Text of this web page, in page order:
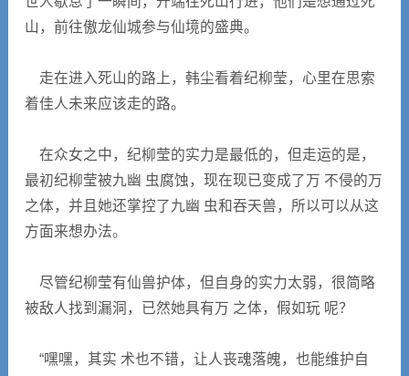
山，前往傲龙仙城参与仙境的盛典。
走在进入死山的路上，韩尘看着纪柳莹，心里在思索
着佳人未来应该走的路。
在众女之中，纪柳莹的实力是最低的，但走运的是，
最初纪柳莹被九幽 虫腐蚀，现在现已变成了万 不侵的万
之体，并且她还掌控了九幽 虫和吞天兽，所以可以从这
方面来想办法。
尽管纪柳莹有仙兽护体，但自身的实力太弱，很简略
被敌人找到漏洞，已然她具有万 之体，假如玩 呢？
“嘿嘿，其实 术也不错，让人丧魂落魄，也能维护自